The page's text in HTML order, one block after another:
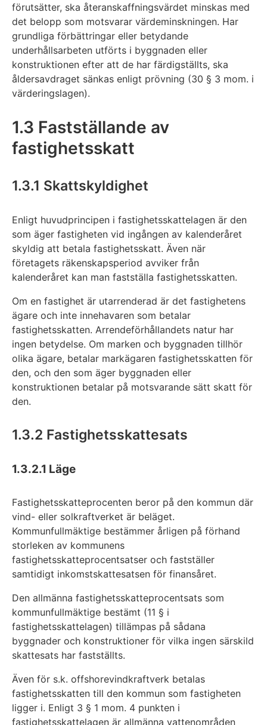
förutsätter, ska återanskaffningsvärdet minskas med
det belopp som motsvarar värdeminskningen. Har
grundliga förbättringar eller betydande
underhållsarbeten utförts i byggnaden eller
konstruktionen efter att de har färdigställts, ska
åldersavdraget sänkas enligt prövning (30 § 3 mom. i
värderingslagen).
1.3 Fastställande av
fastighetsskatt
1.3.1 Skattskyldighet
Enligt huvudprincipen i fastighetsskattelagen är den
som äger fastigheten vid ingången av kalenderåret
skyldig att betala fastighetsskatt. Även när
företagets räkenskapsperiod avviker från
kalenderåret kan man fastställa fastighetsskatten.
Om en fastighet är utarrenderad är det fastighetens
ägare och inte innehavaren som betalar
fastighetsskatten. Arrendeförhållandets natur har
ingen betydelse. Om marken och byggnaden tillhör
olika ägare, betalar markägaren fastighetsskatten för
den, och den som äger byggnaden eller
konstruktionen betalar på motsvarande sätt skatt för
den.
1.3.2 Fastighetsskattesats
1.3.2.1 Läge
Fastighetsskatteprocenten beror på den kommun där
vind- eller solkraftverket är beläget.
Kommunfullmäktige bestämmer årligen på förhand
storleken av kommunens
fastighetsskatteprocentsatser och fastställer
samtidigt inkomstskattesatsen för finansåret.
Den allmänna fastighetsskatteprocentsats som
kommunfullmäktige bestämt (11 § i
fastighetsskattelagen) tillämpas på sådana
byggnader och konstruktioner för vilka ingen särskild
skattesats har fastställts.
Även för s.k. offshorevindkraftverk betalas
fastighetsskatten till den kommun som fastigheten
ligger i. Enligt 3 § 1 mom. 4 punkten i
fastighetsskattelagen är allmänna vattenområden